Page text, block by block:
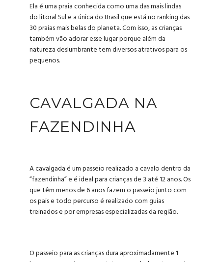
Ela é uma praia conhecida como uma das mais lindas
do litoral Sul e a única do Brasil que está no ranking das
30 praias mais belas do planeta. Com isso, as crianças
também vão adorar esse lugar porque além da
natureza deslumbrante tem diversos atrativos para os
pequenos.
CAVALGADA NA
FAZENDINHA
A cavalgada é um passeio realizado a cavalo dentro da
“fazendinha” e é ideal para crianças de 3 até 12 anos. Os
que têm menos de 6 anos fazem o passeio junto com
os pais e todo percurso é realizado com guias
treinados e por empresas especializadas da região.
O passeio para as crianças dura aproximadamente 1